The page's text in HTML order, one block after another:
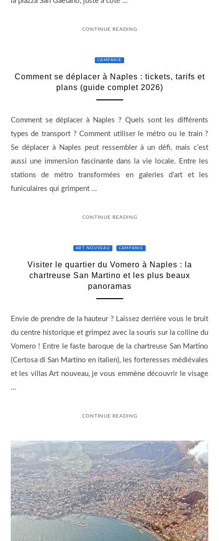
CONTINUE READING
CAMPANIE
Comment se déplacer à Naples : tickets, tarifs et
plans (guide complet 2026)
Comment se déplacer à Naples ? Quels sont les différents
types de transport ? Comment utiliser le métro ou le train ?
Se déplacer à Naples peut ressembler à un défi, mais c’est
aussi une immersion fascinante dans la vie locale. Entre les
stations de métro transformées en galeries d’art et les
funiculaires qui grimpent …
CONTINUE READING
ART NOUVEAU CAMPANIE
Visiter le quartier du Vomero à Naples : la
chartreuse San Martino et les plus beaux
panoramas
Envie de prendre de la hauteur ? Laissez derrière vous le bruit
du centre historique et grimpez avec la souris sur la colline du
Vomero ! Entre le faste baroque de la chartreuse San Martino
(Certosa di San Martino en italien), les forteresses médiévales
et les villas Art nouveau, je vous emmène découvrir le visage
…
CONTINUE READING